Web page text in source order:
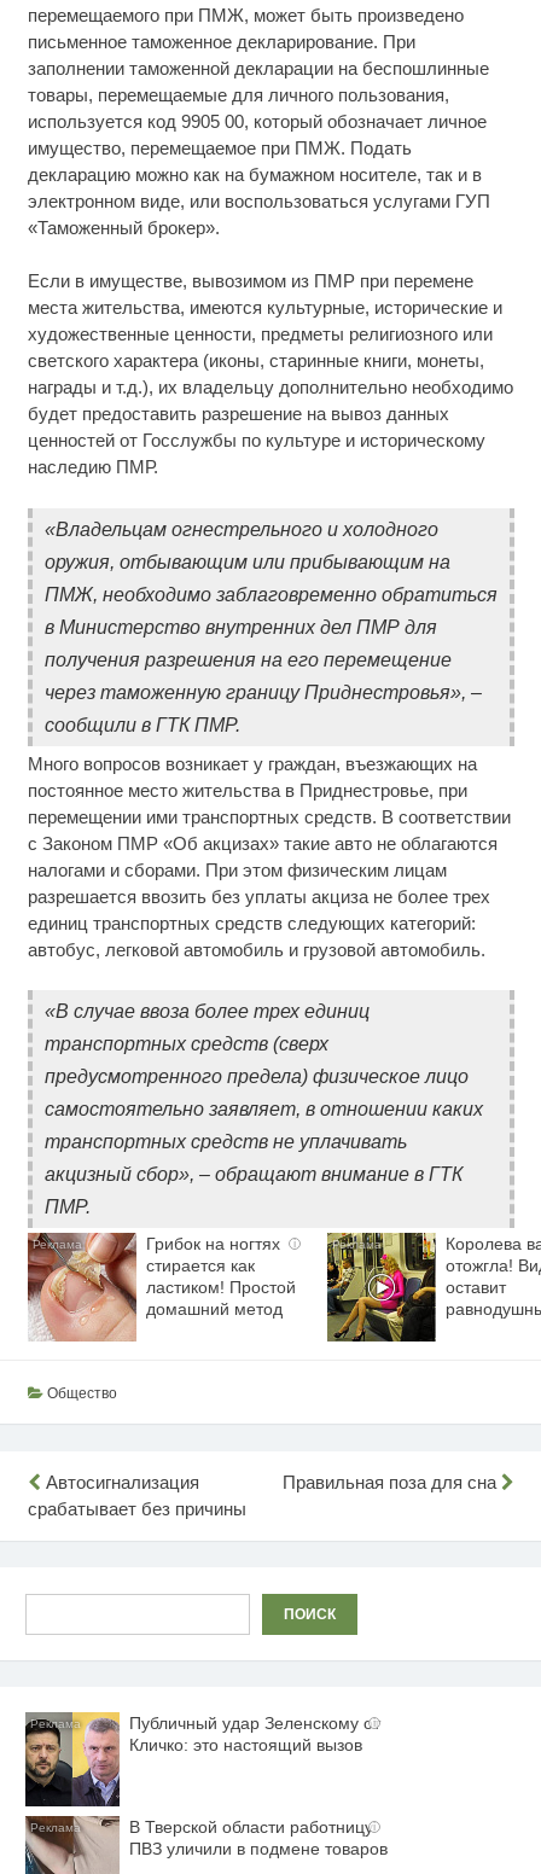
перемещаемого при ПМЖ, может быть произведено
письменное таможенное декларирование. При
заполнении таможенной декларации на беспошлинные
товары, перемещаемые для личного пользования,
используется код 9905 00, который обозначает личное
имущество, перемещаемое при ПМЖ. Подать
декларацию можно как на бумажном носителе, так и в
электронном виде, или воспользоваться услугами ГУП
«Таможенный брокер».
Если в имуществе, вывозимом из ПМР при перемене
места жительства, имеются культурные, исторические и
художественные ценности, предметы религиозного или
светского характера (иконы, старинные книги, монеты,
награды и т.д.), их владельцу дополнительно необходимо
будет предоставить разрешение на вывоз данных
ценностей от Госслужбы по культуре и историческому
наследию ПМР.
«Владельцам огнестрельного и холодного
оружия, отбывающим или прибывающим на
ПМЖ, необходимо заблаговременно обратиться
в Министерство внутренних дел ПМР для
получения разрешения на его перемещение
через таможенную границу Приднестровья», –
сообщили в ГТК ПМР.
Много вопросов возникает у граждан, въезжающих на
постоянное место жительства в Приднестровье, при
перемещении ими транспортных средств. В соответствии
с Законом ПМР «Об акцизах» такие авто не облагаются
налогами и сборами. При этом физическим лицам
разрешается ввозить без уплаты акциза не более трех
единиц транспортных средств следующих категорий:
автобус, легковой автомобиль и грузовой автомобиль.
«В случае ввоза более трех единиц
транспортных средств (сверх
предусмотренного предела) физическое лицо
самостоятельно заявляет, в отношении каких
транспортных средств не уплачивать
акцизный сбор», – обращают внимание в ГТК
ПМР.
i
Грибок на ногтях
стирается как
ластиком! Простой
домашний метод
Королева
отожгла!
оставит
Общество
Навигация
по
Автосигнализация
срабатывает без причины
Правильная поза для сна
ПОИСК
i
Публичный удар Зеленскому от
Кличко: это настоящий вызов
i
В Тверской области работницу
ПВЗ уличили в подмене товаров